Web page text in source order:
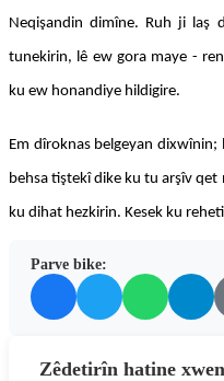
Neqişandin dimîne. Ruh ji laş
tunekirin, lê ew gora maye -
ku ew honandiye hildigire.
Em dîroknas belgeyan dixwînin;
behsa tiştekî dike ku tu arşîv
ku dihat hezkirin. Kesek ku
Parve bike:
Zêdetirîn hatine